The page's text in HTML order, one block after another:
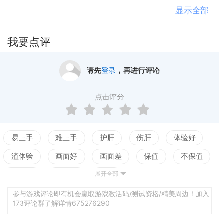
对战，可谓是太空版的围攻了，相信不少的飞行射击
embly》由Anisoptera Games制作Indie Voyage发行的
它来战斗，玩家能参与到飞船的改装，其中包含飞船
的各个部件，可以创建一艘独一无二的飞船。同时，
玩家还要探索整个宇宙，不断地采集资源，发展壮大
自己的舰队，征服这个星系。 我们通过Kickstarter众
程序自动生成的宇宙，供你探索。没错，我们为你提
供了矢量风格的炫目画面和玩法，配以雪落无痕、汹
应“雪落无痕、汹涌澎湃”这两个词之间是否存在关联。
没错，我们为你献上的喧闹声和音乐情绪氛围将涌入
你的脑海，让你的大脑兴奋至极。但你没时间顾及这
显示全部
我要点评
请先登录，再进行评论
点击评分
易上手 难上手 护肝 伤肝 体验好
渣体验 画面好 画面差 保值 不保值
测试
展开全部
参与游戏评论即有机会赢取游戏激活码/测试资格/精美周边！加入
173评论群了解详情675276290